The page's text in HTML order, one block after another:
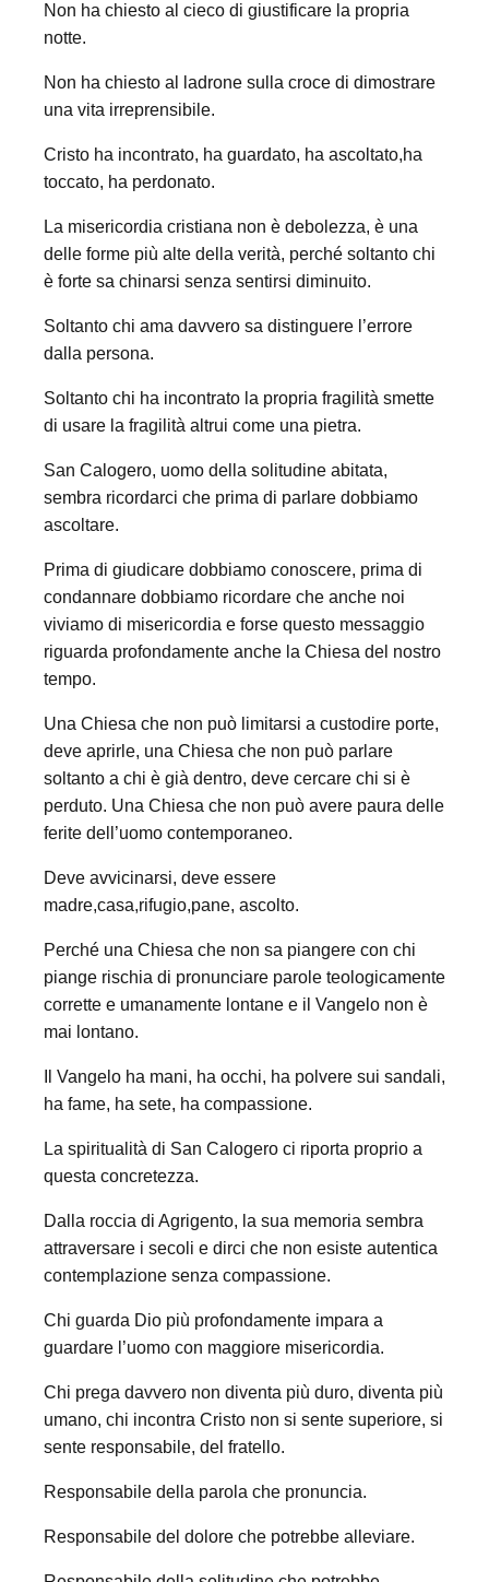
Non ha chiesto al cieco di giustificare la propria
notte.
Non ha chiesto al ladrone sulla croce di dimostrare
una vita irreprensibile.
Cristo ha incontrato, ha guardato, ha ascoltato,ha
toccato, ha perdonato.
La misericordia cristiana non è debolezza, è una
delle forme più alte della verità, perché soltanto chi
è forte sa chinarsi senza sentirsi diminuito.
Soltanto chi ama davvero sa distinguere l’errore
dalla persona.
Soltanto chi ha incontrato la propria fragilità smette
di usare la fragilità altrui come una pietra.
San Calogero, uomo della solitudine abitata,
sembra ricordarci che prima di parlare dobbiamo
ascoltare.
Prima di giudicare dobbiamo conoscere, prima di
condannare dobbiamo ricordare che anche noi
viviamo di misericordia e forse questo messaggio
riguarda profondamente anche la Chiesa del nostro
tempo.
Una Chiesa che non può limitarsi a custodire porte,
deve aprirle, una Chiesa che non può parlare
soltanto a chi è già dentro, deve cercare chi si è
perduto. Una Chiesa che non può avere paura delle
ferite dell’uomo contemporaneo.
Deve avvicinarsi, deve essere
madre,casa,rifugio,pane, ascolto.
Perché una Chiesa che non sa piangere con chi
piange rischia di pronunciare parole teologicamente
corrette e umanamente lontane e il Vangelo non è
mai lontano.
Il Vangelo ha mani, ha occhi, ha polvere sui sandali,
ha fame, ha sete, ha compassione.
La spiritualità di San Calogero ci riporta proprio a
questa concretezza.
Dalla roccia di Agrigento, la sua memoria sembra
attraversare i secoli e dirci che non esiste autentica
contemplazione senza compassione.
Chi guarda Dio più profondamente impara a
guardare l’uomo con maggiore misericordia.
Chi prega davvero non diventa più duro, diventa più
umano, chi incontra Cristo non si sente superiore, si
sente responsabile, del fratello.
Responsabile della parola che pronuncia.
Responsabile del dolore che potrebbe alleviare.